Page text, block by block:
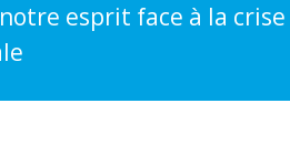
esprit face à la crise